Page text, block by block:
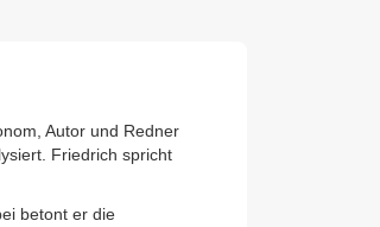
Autor und Redner
Friedrich spricht
betont er die